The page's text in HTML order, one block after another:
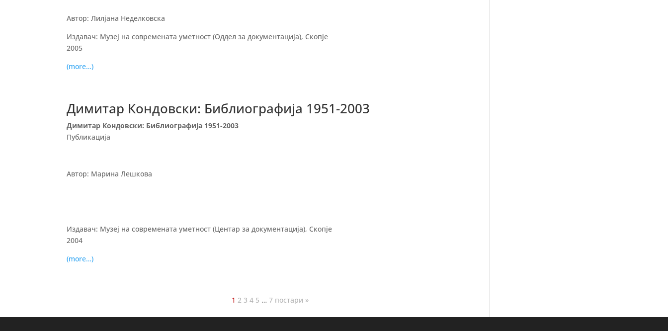
Автор: Лилјана Неделковска
Издавач: Музеј на современата уметност (Оддел за документација), Скопје
2005
(more…)
Димитар Кондовски: Библиографија 1951-2003
Димитар Кондовски: Библиографија 1951-2003
Публикација
Автор: Марина Лешкова
Издавач: Музеј на современата уметност (Центар за документација), Скопје
2004
(more…)
1 2 3 4 5 … 7 постари »